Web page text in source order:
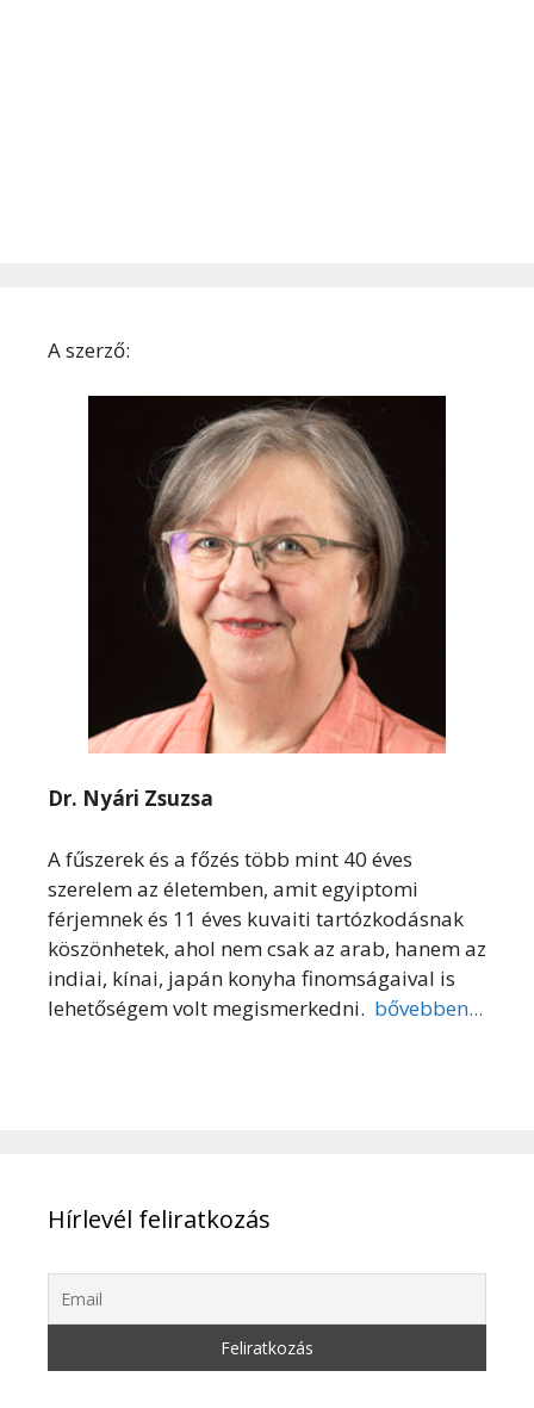
A szerző:
Dr. Nyári Zsuzsa
A fűszerek és a főzés több mint 40 éves
szerelem az életemben, amit egyiptomi
férjemnek és 11 éves kuvaiti tartózkodásnak
köszönhetek, ahol nem csak az arab, hanem az
indiai, kínai, japán konyha finomságaival is
lehetőségem volt megismerkedni. bővebben...
Hírlevél feliratkozás